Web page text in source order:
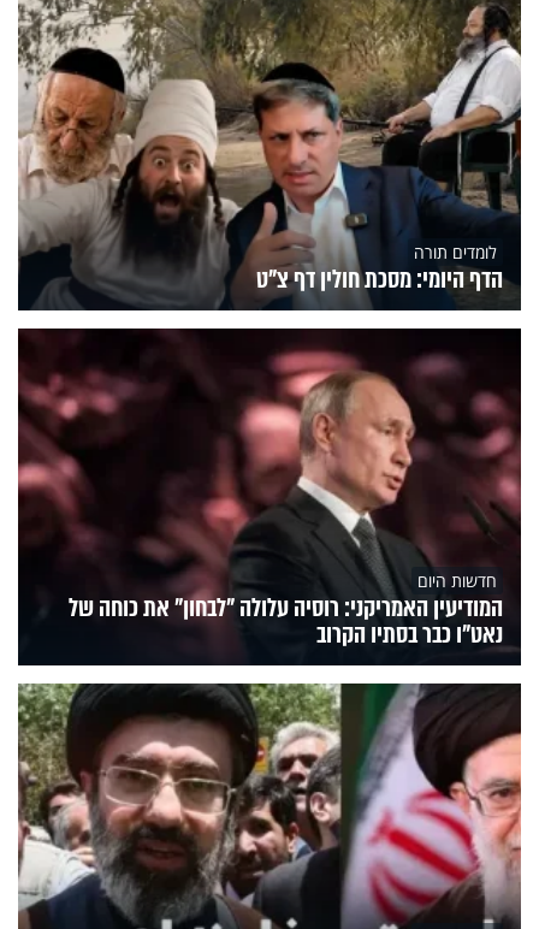
לומדים תורה
הדף היומי: מסכת חולין דף צ"ט
חדשות היום
המודיעין האמריקני: רוסיה עלולה "לבחון" את כוחה של
נאט"ו כבר בסתיו הקרוב